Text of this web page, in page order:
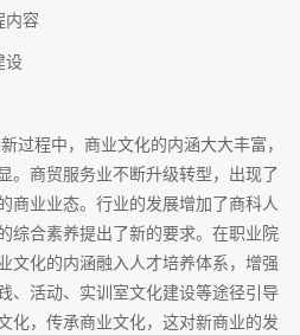
内容
设
过程中，商业文化的内涵大大丰富，
。商贸服务业不断升级转型，出现了
商业业态。行业的发展增加了商科人
综合素养提出了新的要求。在职业院
文化的内涵融入人才培养体系，增强
、活动、实训室文化建设等途径引导
化，传承商业文化，这对新商业的发